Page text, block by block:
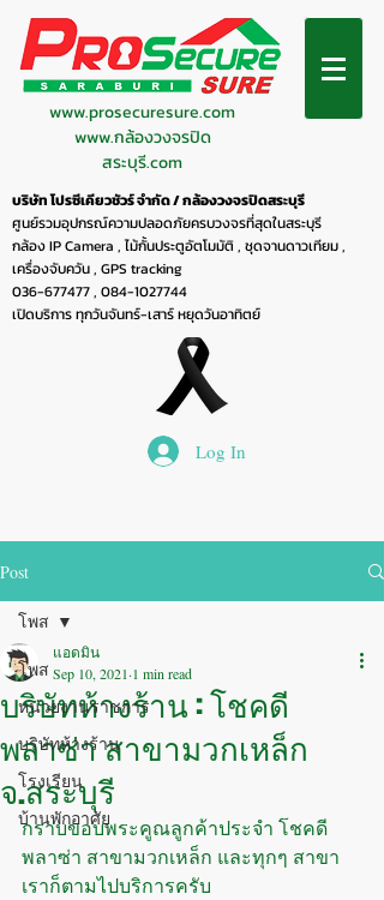
www.prosecuresure.com
www.กล้องวงจรปิด
สระบุรี.com
บริษัท โปรซีเคียวชัวร์ จำกัด / กล้องวงจรปิดสระบุรี
ศูนย์รวมอุปกรณ์ความปลอดภัยครบวงจรที่สุดในสระบุรี
กล้อง IP Camera , ไม้กั้นประตูอัตโมมัติ , ชุดจานดาวเทียม ,
เครื่องจับควัน , GPS tracking
036-677477, 084-1027744
เปิดบริการ ทุกวันจันทร์-เสาร์ หยุดวันอาทิตย์
Log In
Post
โพส
หน่วยงานราชการ
บริษัทห้างร้าน
โรงเรียน
บ้านพักอาศัย
โพส
บริษัทห้างร้าน : โชคดี
พลาซ่า สาขามวกเหล็ก
จ.สระบุรี
แอดมิน
Sep 10, 2021 1 min read
กราบขอบพระคูณลูกค้าประจำ โชคดี
พลาซ่า สาขามวกเหล็ก และทุกๆ สาขา
เราก็ตามไปบริการครับ